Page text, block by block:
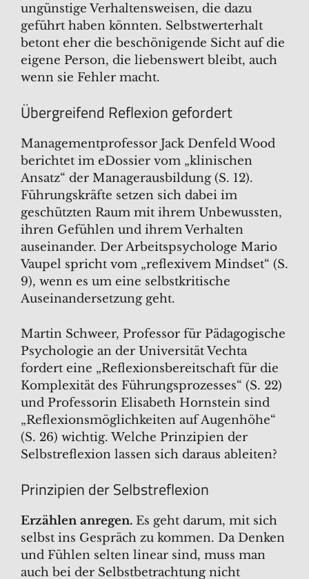
ungünstige Verhaltensweisen, die dazu
geführt haben könnten. Selbstwerterhalt
betont eher die beschönigende Sicht auf die
eigene Person, die liebenswert bleibt, auch
wenn sie Fehler macht.
Übergreifend Reflexion gefordert
Managementprofessor Jack Denfeld Wood
berichtet im eDossier vom „klinischen
Ansatz“ der Managerausbildung (S. 12).
Führungskräfte setzen sich dabei im
geschützten Raum mit ihrem Unbewussten,
ihren Gefühlen und ihrem Verhalten
auseinander. Der Arbeitspsychologe Mario
Vaupel spricht vom „reflexivem Mindset“ (S.
9), wenn es um eine selbstkritische
Auseinandersetzung geht.
Martin Schweer, Professor für Pädagogische
Psychologie an der Universität Vechta
fordert eine „Reflexionsbereitschaft für die
Komplexität des Führungsprozesses“ (S. 22)
und Professorin Elisabeth Hornstein sind
„Reflexionsmöglichkeiten auf Augenhöhe“
(S. 26) wichtig. Welche Prinzipien der
Selbstreflexion lassen sich daraus ableiten?
Prinzipien der Selbstreflexion
Erzählen anregen. Es geht darum, mit sich
selbst ins Gespräch zu kommen. Da Denken
und Fühlen selten linear sind, muss man
auch bei der Selbstbetrachtung nicht